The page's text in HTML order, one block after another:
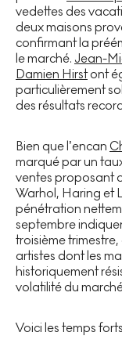
vedettes des
deux maisons
confirmant la
le marché. Jean-
Damien Hirstont
particulièrement
des résultats
Bien que l’encan
marqué par un
ventes proposant
Warhol, Haring et
pénétration
septembre
troisième
artistes dont les
historiquement
volatilité du
Voici les temps